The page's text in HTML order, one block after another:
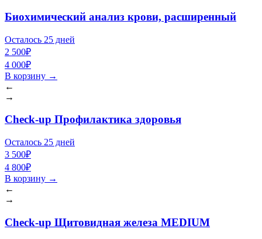
Биохимический анализ крови, расширенный
Осталось 25 дней
2 500₽
4 000₽
В корзину →
←
→
Check-up Профилактика здоровья
Осталось 25 дней
3 500₽
4 800₽
В корзину →
←
→
Check-up Щитовидная железа MEDIUM